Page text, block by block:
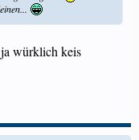
ja würklich keis